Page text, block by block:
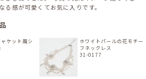
る感が可愛くてお気に入りです。
ケット風シ
ホワイトパールの花モチー
フネックレス
31-0177